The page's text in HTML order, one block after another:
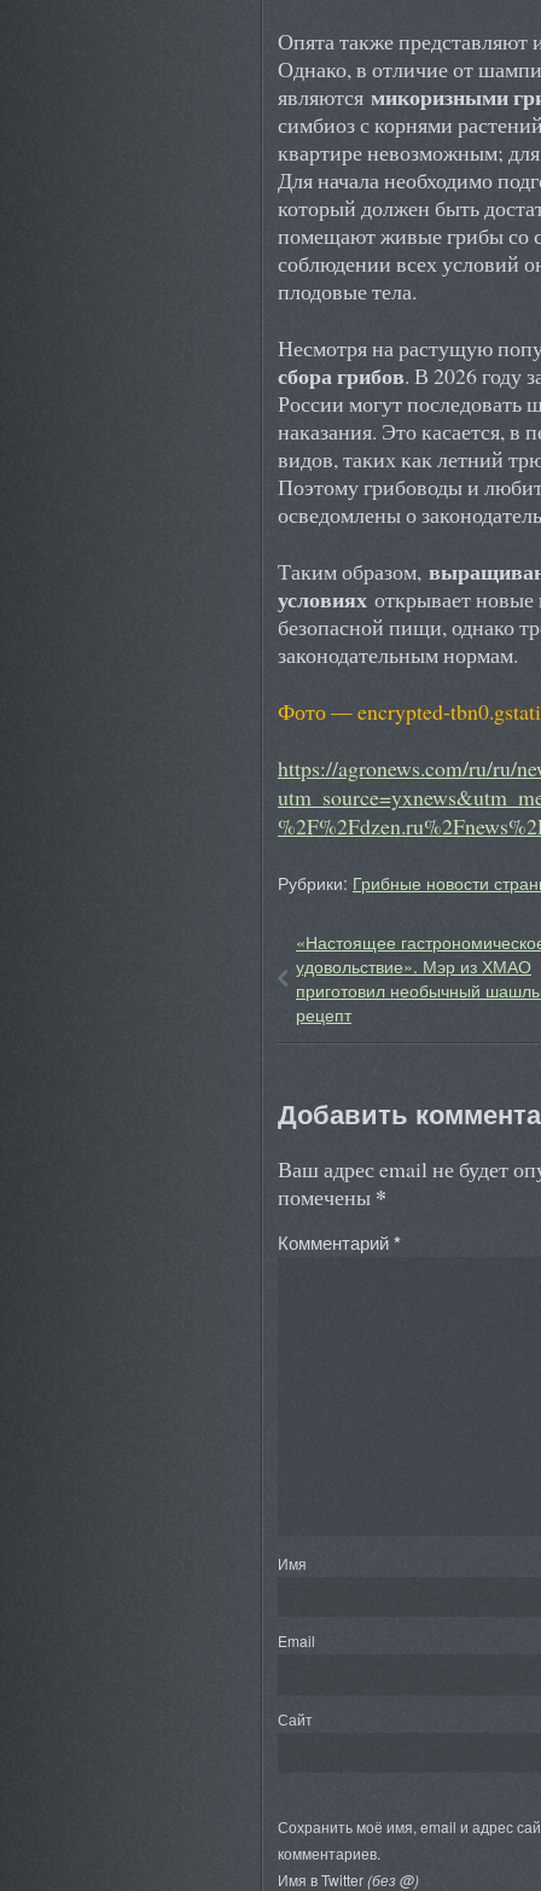
Опята также представляют
Однако, в отличие от
являются микоризными
симбиоз с корнями
квартире невозможным; для
Для начала необходимо
который должен быть
помещают живые грибы со
соблюдении всех условий
плодовые тела.
Несмотря на растущую
сбора грибов. В 2026 году
России могут
наказания. Это касается,
видов, таких как летний
Поэтому грибоводы и
осведомлены о
Таким образом,
условиях открывает
безопасной пищи, однако
законодательным нормам.
Фото — encrypted-
https://agronews.com/ru/ru/
Рубрики: Грибные новости
«Настоящее
удовольствие». Мэр из ХМАО
приготовил необычный
рецепт
Добавить
Ваш адрес email не будет
помечены *
Комментарий*
Имя
Email
Сайт
Сохранить моё имя, email и адрес
комментариев.
Имя в Twitter(без @)